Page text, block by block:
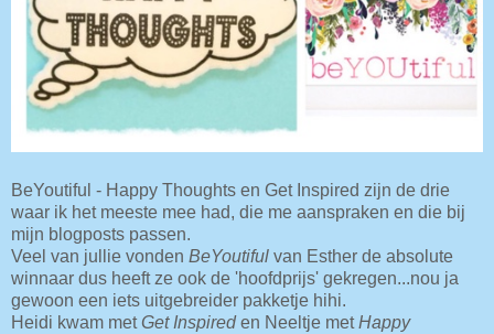
BeYoutiful - Happy Thoughts en Get Inspired zijn de drie
waar ik het meeste mee had, die me aanspraken en die bij
mijn blogposts passen.
Veel van jullie vonden BeYoutiful van Esther de absolute
winnaar dus heeft ze ook de 'hoofdprijs' gekregen...nou ja
gewoon een iets uitgebreider pakketje hihi.
Heidi kwam metGet Inspireden Neeltje metHappy